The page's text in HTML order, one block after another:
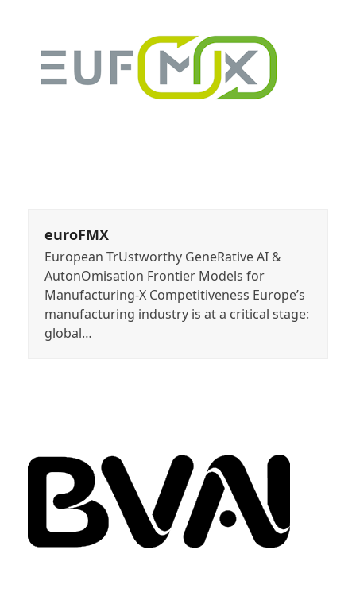
euroFMX
European TrUstworthy GeneRative AI &
AutonOmisation Frontier Models for
Manufacturing-X Competitiveness Europe’s
manufacturing industry is at a critical stage:
global…